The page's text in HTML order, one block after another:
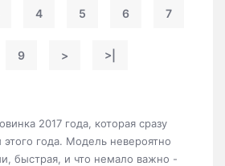
2017 года, которая сразу
года. Модель невероятно
быстрая, и что немало важно -
4 5 6 7
9 > >|